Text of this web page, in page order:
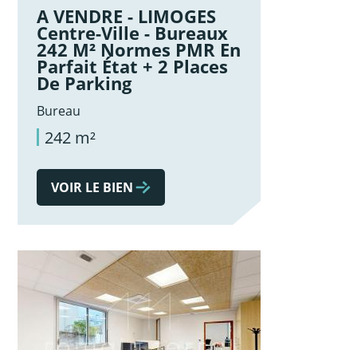
A VENDRE - LIMOGES
Centre-Ville - Bureaux
242 M² Normes PMR En
Parfait État + 2 Places
De Parking
Bureau
242 m²
VOIR LE BIEN